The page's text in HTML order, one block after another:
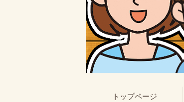
トップページ